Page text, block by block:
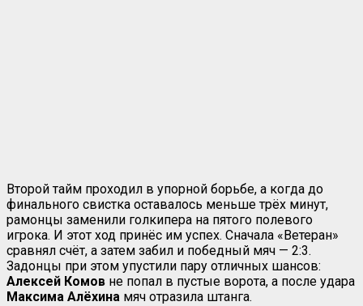
Второй тайм проходил в упорной борьбе, а когда до
финального свистка оставалось меньше трёх минут,
рамонцы заменили голкипера на пятого полевого
игрока. И этот ход принёс им успех. Сначала «Ветеран»
сравнял счёт, а затем забил и победный мяч — 2:3.
Задонцы при этом упустили пару отличных шансов:
Алексей Комов не попал в пустые ворота, а после удара
Максима Алёхина мяч отразила штанга.